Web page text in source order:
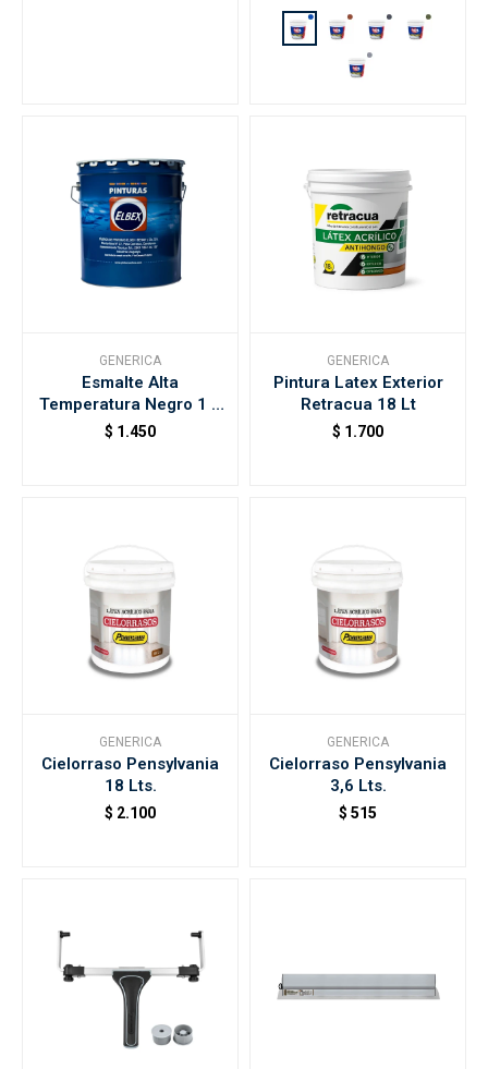
GENERICA
Esmalte Alta
Temperatura Negro 1 L
Sinteplast
$ 1.450
GENERICA
Pintura Latex Exterior
Retracua 18 Lt
$ 1.700
GENERICA
Cielorraso Pensylvania
18 Lts.
$ 2.100
GENERICA
Cielorraso Pensylvania
3,6 Lts.
$ 515